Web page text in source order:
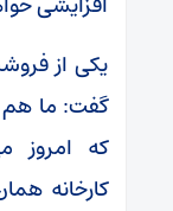
یکی از
گفت: ما هم
که
کارخانه